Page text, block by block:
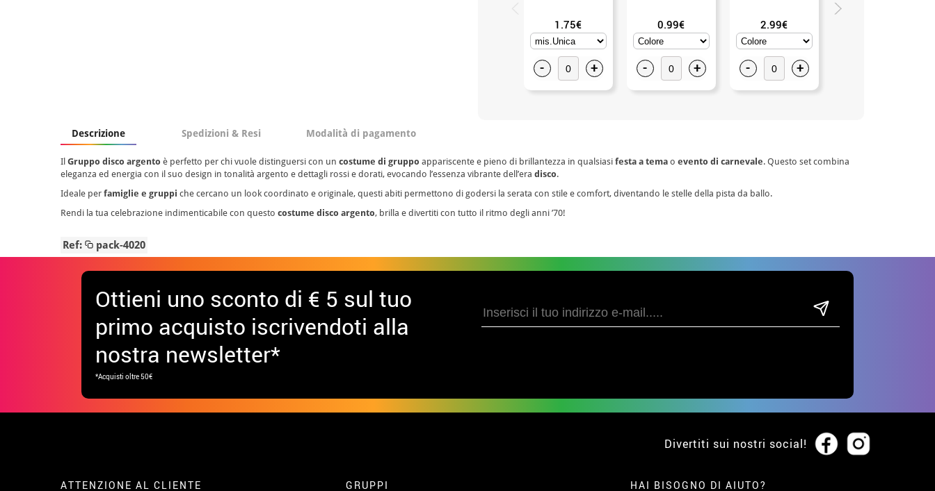
1.75€
- +
0.99€
- +
2.99€
- +
Descrizione Spedizioni & Resi Modalità di pagamento
Il Gruppo disco argento è perfetto per chi vuole distinguersi con un costume di gruppo appariscente e pieno di brillantezza in qualsiasi festa a tema o evento di carnevale. Questo set combina
eleganza ed energia con il suo design in tonalità argento e dettagli rossi e dorati, evocando l’essenza vibrante dell’era disco.
Ideale per famiglie e gruppi che cercano un look coordinato e originale, questi abiti permettono di godersi la serata con stile e comfort, diventando le stelle della pista da ballo.
Rendi la tua celebrazione indimenticabile con questo costume disco argento, brilla e divertiti con tutto il ritmo degli anni ’70!
Ref: pack-4020
Ottieni uno sconto di € 5 sul tuo
primo acquisto iscrivendoti alla
nostra newsletter*
*Acquisti oltre 50€
Divertiti sui nostri social!
ATTENZIONE AL CLIENTE GRUPPI HAI BISOGNO DI AIUTO?